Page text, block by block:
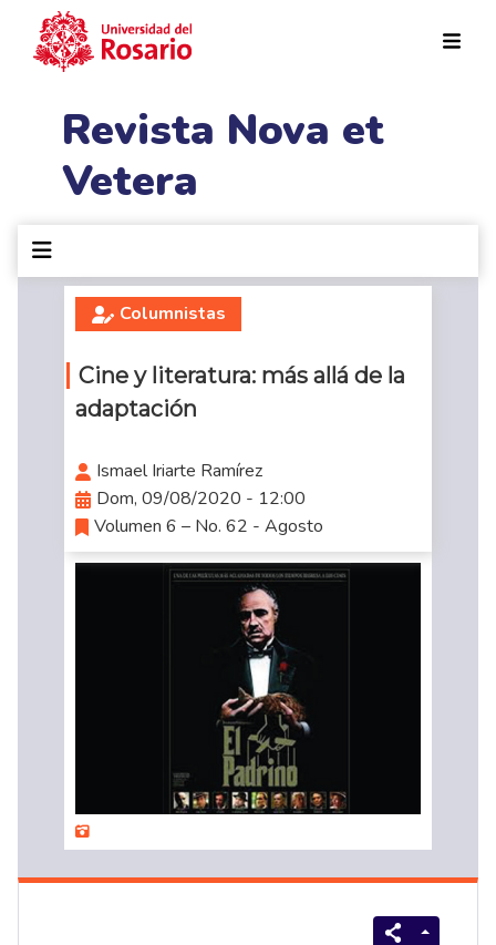
Revista Nova et
Vetera
Columnistas
Cine y literatura: más allá de la
adaptación
Ismael Iriarte Ramírez
Dom, 09/08/2020 - 12:00
Volumen 6 – No. 62 - Agosto